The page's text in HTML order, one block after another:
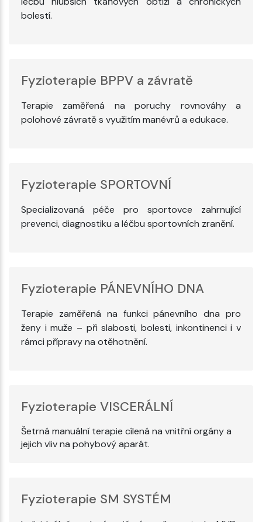
bolestí.
Fyzioterapie BPPV a závratě
Terapie zaměřená na poruchy rovnováhy a
polohové závratě s využitím manévrů a edukace.
Fyzioterapie SPORTOVNÍ
Specializovaná péče pro sportovce zahrnující
prevenci, diagnostiku a léčbu sportovních zranění.
Fyzioterapie PÁNEVNÍHO DNA
Terapie zaměřená na funkci pánevního dna pro
ženy i muže – při slabosti, bolesti, inkontinenci i v
rámci přípravy na otěhotnění.
Fyzioterapie VISCERÁLNÍ
Šetrná manuální terapie cílená na vnitřní orgány a
jejich vliv na pohybový aparát.
Fyzioterapie SM SYSTÉM